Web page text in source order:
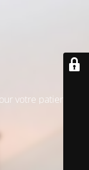
votre patience !